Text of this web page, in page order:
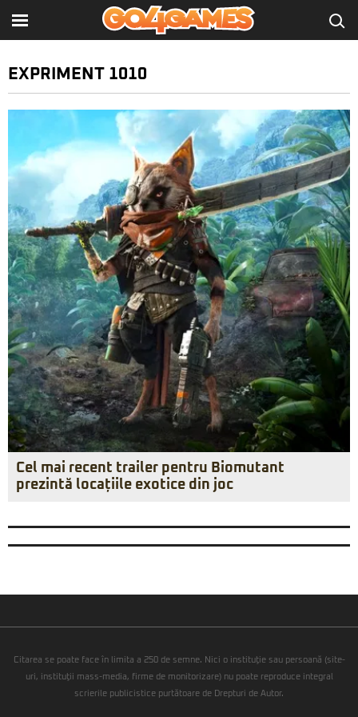
EXPRIMENT 1010
Cel mai recent trailer pentru Biomutant
prezintă locațiile exotice din joc
Citarea se poate face în limita a 250 de semne. Nici o instituţie sau persoană (site-
uri, instituţii mass-media, firme de monitorizare) nu poate reproduce integral
scrierile publicistice purtătoare de Drepturi de Autor.